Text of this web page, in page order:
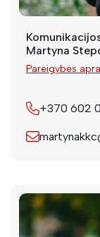
Martyna
Pareigybės
+370 602